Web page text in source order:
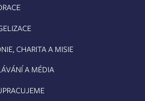
CHARITA A MISIE
A MÉDIA